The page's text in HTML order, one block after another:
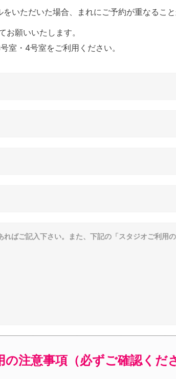
いただいた場合、まれにご予約が重なるこ
お願いいたします。
室・4号室をご利用ください。
注意事項（必ずご確認くだ